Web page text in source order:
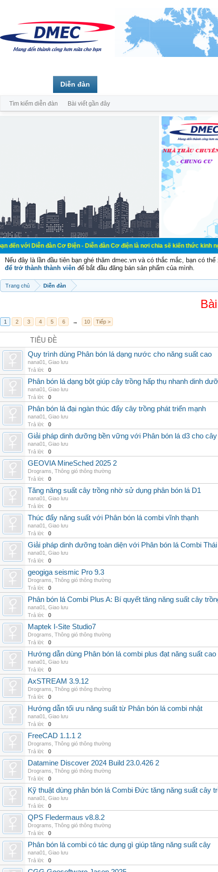
Diễn đàn Cơ Điện - Diễn đàn Cơ điện là nơi chia sẽ kiến thức kinh
Nếu đây là lần đầu tiên bạn ghé thăm dmec.vn và có thắc mắc, bạn có
để trở thành thành viên để bắt đầu đăng bán sản phẩm của mình.
Trang chủ Diễn đàn
1 2 3 4 5 6 → 10 Tiếp >
TIÊU ĐỀ
Quy trình dùng Phân bón lá dạng nước cho năng suất cao
nana01
Giao lưu
Trả lời:
0
Phân bón lá dạng bột giúp cây trồng hấp thụ nhanh dinh
nana01
Giao lưu
Trả lời:
0
Phân bón lá đại ngàn thúc đẩy cây trồng phát triển mạnh
nana01
Giao lưu
Trả lời:
0
Giải pháp dinh dưỡng bền vững với Phân bón lá d3 cho cây
nana01
Giao lưu
Trả lời:
0
GEOVIA MineSched 2025 2
Drograms Thông gió thông thường
Trả lời:
0
Tăng năng suất cây trồng nhờ sử dụng phân bón lá D1
nana01
Giao lưu
Trả lời:
0
Thúc đẩy năng suất với Phân bón lá combi vĩnh thạnh
nana01
Giao lưu
Trả lời:
0
Giải pháp dinh dưỡng toàn diện với Phân bón lá Combi Thái
nana01
Giao lưu
Trả lời:
0
geogiga seismic Pro 9.3
Drograms Thông gió thông thường
Trả lời:
0
Phân bón lá Combi Plus A: Bí quyết tăng năng suất cây
nana01
Giao lưu
Trả lời:
0
Maptek I-Site Studio7
Drograms Thông gió thông thường
Trả lời:
0
Hướng dẫn dùng Phân bón lá combi plus đạt năng suất cao
nana01
Giao lưu
Trả lời:
0
AxSTREAM 3.9.12
Drograms Thông gió thông thường
Trả lời:
0
Hướng dẫn tối ưu năng suất từ Phân bón lá combi nhật
nana01
Giao lưu
Trả lời:
0
FreeCAD 1.1.1 2
Drograms Thông gió thông thường
Trả lời:
0
Datamine Discover 2024 Build 23.0.426 2
Drograms Thông gió thông thường
Trả lời:
0
Kỹ thuật dùng phân bón lá Combi Đức tăng năng suất cây
nana01
Giao lưu
Trả lời:
0
QPS Fledermaus v8.8.2
Drograms Thông gió thông thường
Trả lời:
0
Phân bón lá combi có tác dụng gì giúp tăng năng suất cây
nana01
Giao lưu
Trả lời:
0
Diễn đàn
Tìm kiếm diễn đàn Bài viết gần đây